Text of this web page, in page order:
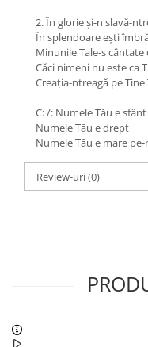
2. În glorie şi-n slavă-
În splendoare eşti
Minunile Tale-s
Căci nimeni nu este ca
Creaţia-ntreagă pe Tine
C: /: Numele Tău e sfânt
Numele Tău e drept
Numele Tău e mare
Review-uri(0)